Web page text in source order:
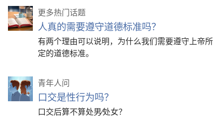
更多热门话题
人真的需要遵守道德标准吗？
有两个理由可以说明，为什么我们需要遵守上帝所
定的道德标准。
青年人问
口交是性行为吗？
口交后算不算处男⁄处女？